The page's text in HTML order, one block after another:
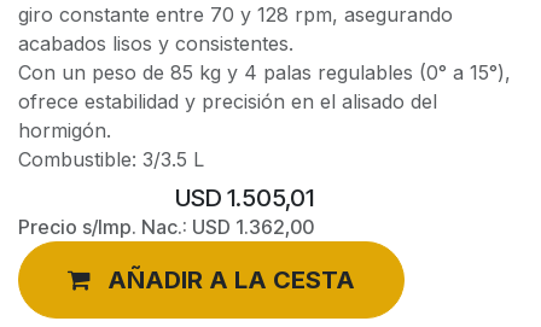
giro constante entre 70 y 128 rpm, asegurando
acabados lisos y consistentes.
Con un peso de 85 kg y 4 palas regulables (0° a 15°),
ofrece estabilidad y precisión en el alisado del
hormigón.
Combustible: 3/3.5 L
USD 1.505,01
Precio s/Imp. Nac.: USD 1.362,00
AÑADIR A LA CESTA